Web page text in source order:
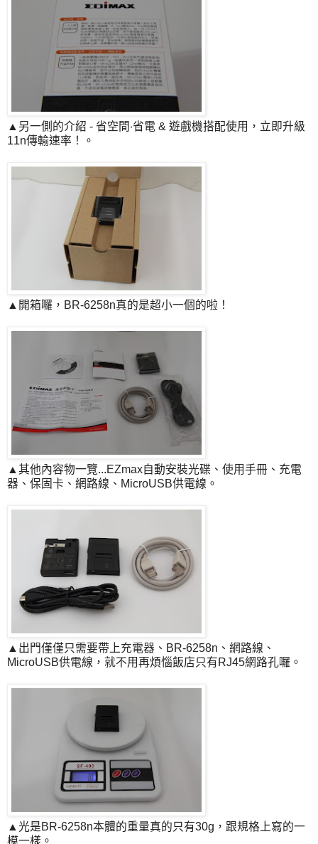
▲另一側的介紹 - 省空間‧省電 & 遊戲機搭配使用，立即升級
11n傳輸速率！。
▲開箱囉，BR-6258n真的是超小一個的啦！
▲其他內容物一覽...EZmax自動安裝光碟、使用手冊、充電
器、保固卡、網路線、MicroUSB供電線。
▲出門僅僅只需要帶上充電器、BR-6258n、網路線、
MicroUSB供電線，就不用再煩惱飯店只有RJ45網路孔囉。
▲光是BR-6258n本體的重量真的只有30g，跟規格上寫的一
模一樣。